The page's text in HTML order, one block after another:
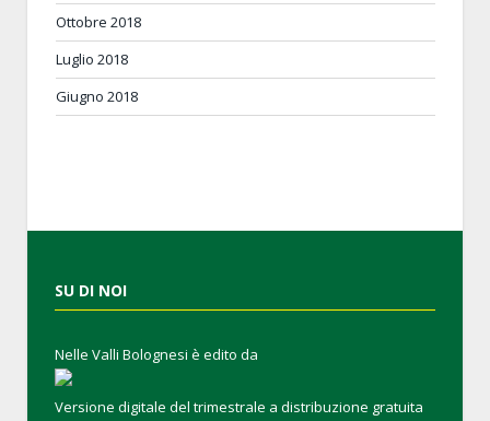
Ottobre 2018
Luglio 2018
Giugno 2018
SU DI NOI
Nelle Valli Bolognesi è edito da
Versione digitale del trimestrale a distribuzione gratuita